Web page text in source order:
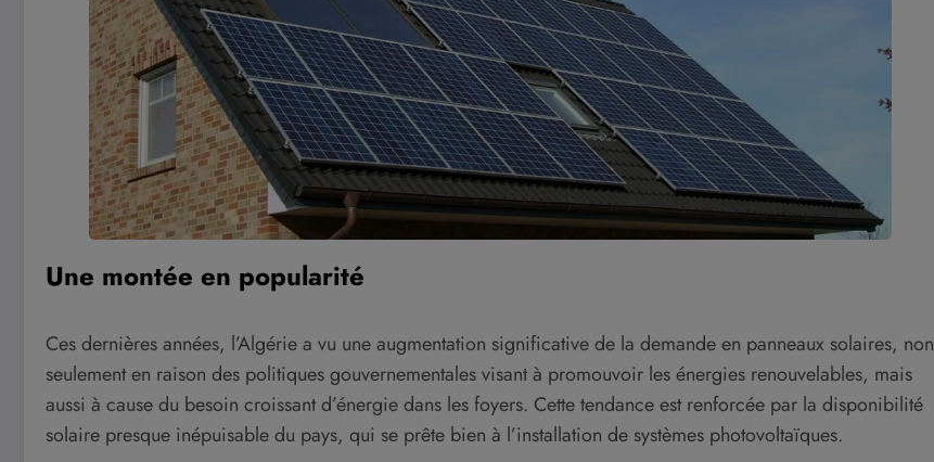
Une montée en popularité
Ces dernières années, l’Algérie a vu une augmentation significative de la demande en panneaux solaires, non
seulement en raison des politiques gouvernementales visant à promouvoir les énergies renouvelables, mais
aussi à cause du besoin croissant d’énergie dans les foyers. Cette tendance est renforcée par la disponibilité
solaire presque inépuisable du pays, qui se prête bien à l’installation de systèmes photovoltaïques.